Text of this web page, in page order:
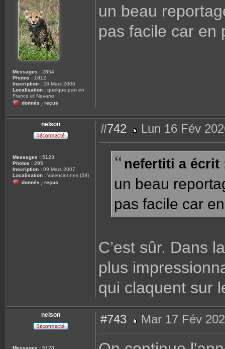
Messages : 2854
Photos : 1812
Inscription : 28 Mars 2006
Localisation : quelque part en
France et Navarre
donnés / reçus
a
un beau
pas facile car en
nelson
Messages : 5123
Photos : 295
Inscription : 09 Mars 2007
Localisation : Valenciennes (59)
donnés / reçus
#742
e
g
Lun 16 Fév
nefertiti a écrit
un beau
pas facile car
C’est sûr. Dans
plus
qui claquent sur
nelson
Messages : 5123
#743
e
Mar 17 Fév